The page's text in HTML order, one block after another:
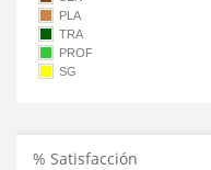
PLA
TRA
PROF
SG
% Satisfacción